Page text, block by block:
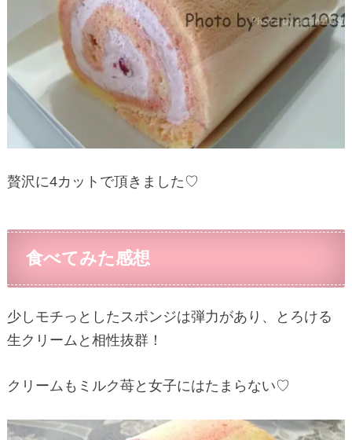
贅沢に4カットで頂きました♡
食べてみた感想
少しモチっとしたスポンジは弾力があり、とろける
生クリームと相性抜群！
クリームもミルク苺と女子にはたまらない♡